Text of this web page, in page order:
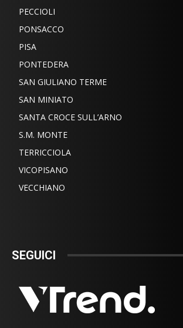
PECCIOLI
PONSACCO
PISA
PONTEDERA
SAN GIULIANO TERME
SAN MINIATO
SANTA CROCE SULL’ARNO
S.M. MONTE
TERRICCIOLA
VICOPISANO
VECCHIANO
SEGUICI